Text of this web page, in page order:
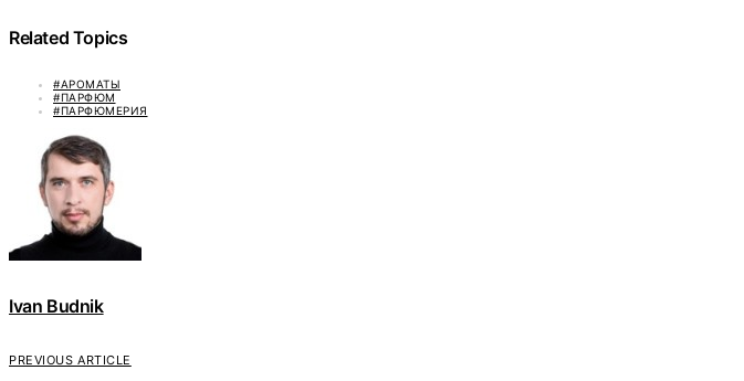
Related Topics
#АРОМАТЫ
#ПАРФЮМ
#ПАРФЮМЕРИЯ
Ivan Budnik
PREVIOUS ARTICLE